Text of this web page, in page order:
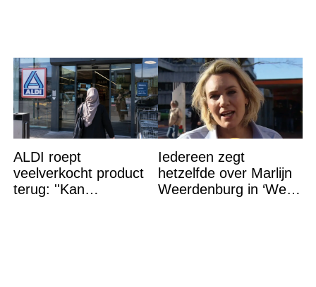
ALDI roept
veelverkocht product
terug: ''Kan
Iedereen zegt
hetzelfde over Marlijn
Weerdenburg in ‘We